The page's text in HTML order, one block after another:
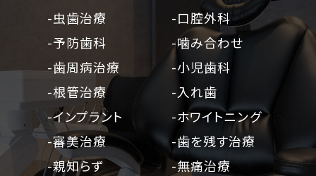
-虫歯治療
-予防歯科
-歯周病治療
-根管治療
-インプラント
-審美治療
-親知らず
-口腔外科
-噛み合わせ
-小児歯科
-入れ歯
-ホワイトニング
-歯を残す治療
-無痛治療